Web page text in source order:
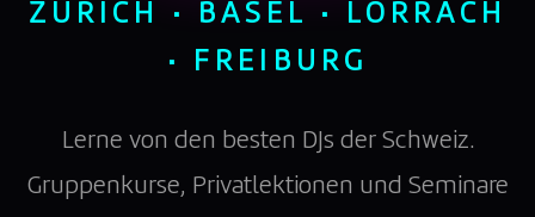
ZÜRICH · BASEL · LÖRRACH
· FREIBURG
Lerne von den besten DJs der Schweiz.
Gruppenkurse, Privatlektionen und Seminare